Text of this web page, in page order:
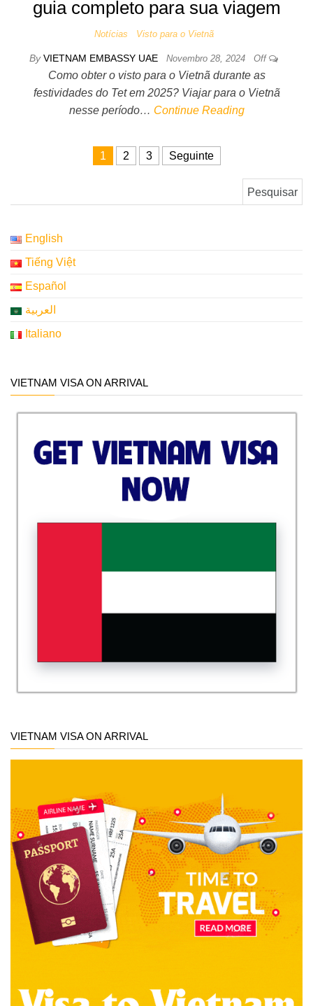
guia completo para sua viagem
Notícias Visto para o Vietnã
By VIETNAM EMBASSY UAE Novembro 28, 2024 Off
Como obter o visto para o Vietnã durante as
festividades do Tet em 2025? Viajar para o Vietnã
nesse período… Continue Reading
Paginação dos conteúdos
1 2 3 Seguinte
English
Tiếng Việt
Español
العربية
Italiano
VIETNAM VISA ON ARRIVAL
VIETNAM VISA ON ARRIVAL